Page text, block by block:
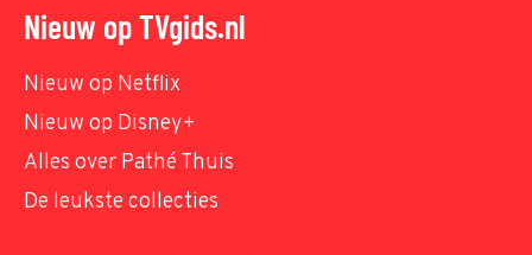
Nieuw op TVgids.nl
Nieuw op Netflix
Nieuw op Disney+
Alles over Pathé Thuis
De leukste collecties